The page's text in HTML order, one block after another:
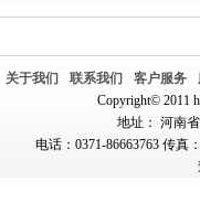
关于我们 联系我们 客户服务
Copyright© 2011
地址： 河南
电话：0371-86663763 传真